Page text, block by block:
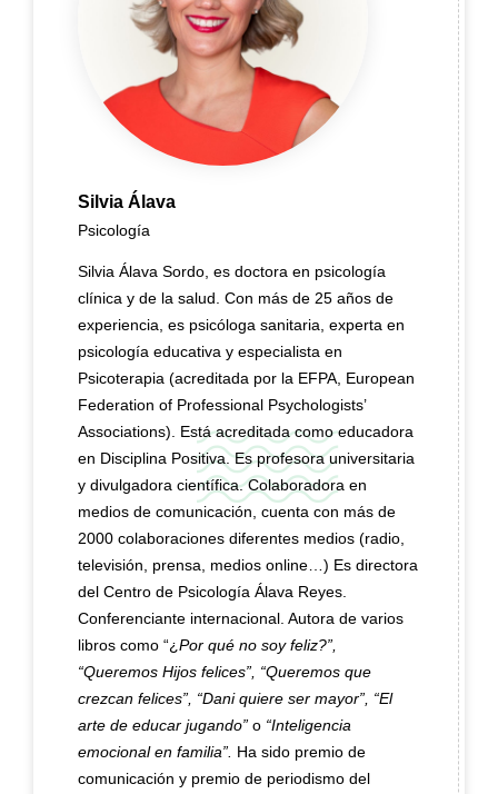
Silvia Álava
Psicología
Silvia Álava Sordo, es doctora en psicología
clínica y de la salud. Con más de 25 años de
experiencia, es psicóloga sanitaria, experta en
psicología educativa y especialista en
Psicoterapia (acreditada por la EFPA, European
Federation of Professional Psychologists’
Associations). Está acreditada como educadora
en Disciplina Positiva. Es profesora universitaria
y divulgadora científica. Colaboradora en
medios de comunicación, cuenta con más de
2000 colaboraciones diferentes medios (radio,
televisión, prensa, medios online…) Es directora
del Centro de Psicología Álava Reyes.
Conferenciante internacional. Autora de varios
libros como “¿Por qué no soy feliz?”,
“Queremos Hijos felices”, “Queremos que
crezcan felices”, “Dani quiere ser mayor”, “El
arte de educar jugando” o “Inteligencia
emocional en familia”. Ha sido premio de
comunicación y premio de periodismo del